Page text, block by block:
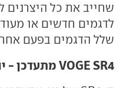
שחייב את כל היצרנים
לדגמים חדשים או
שלל הדגמים בפעם
VOGE SR4 מתעדכן - יהיה יותר בטוח